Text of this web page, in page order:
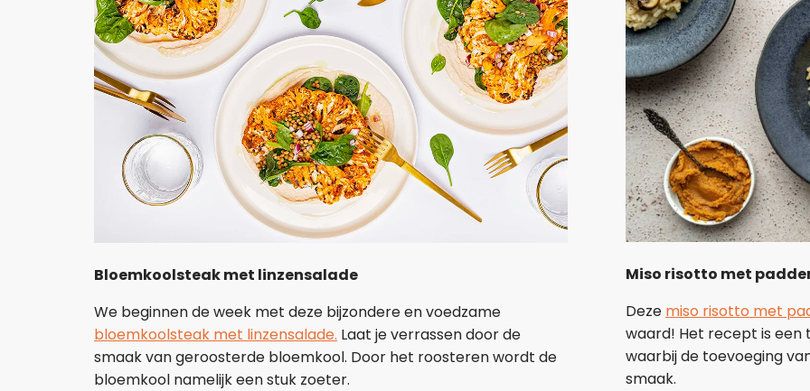
Bloemkoolsteak met linzensalade
We beginnen de week met deze bijzondere en voedzame
bloemkoolsteak met linzensalade. Laat je verrassen door de
smaak van geroosterde bloemkool. Door het roosteren wordt de
bloemkool namelijk een stuk zoeter.
Miso risotto met
Deze miso risotto met
waard! Het recept is een
waarbij de toevoeging
smaak.